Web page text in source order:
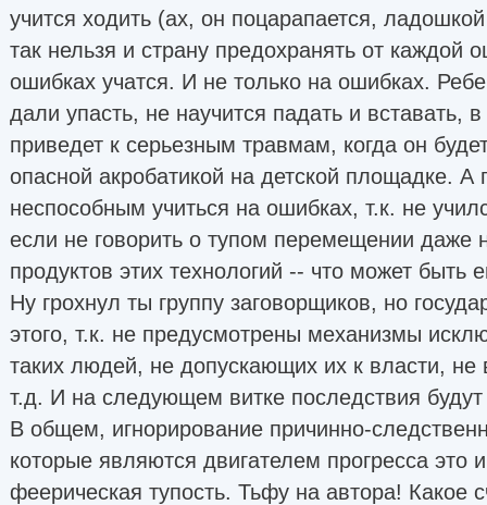
учится ходить (ах, он поцарапается,
так нельзя и страну предохранять от каждой
ошибках учатся. И не только на ошибках.
дали упасть, не научится падать и вставать,
приведет к серьезным травмам, когда он
опасной акробатикой на детской площадке. А
неспособным учиться на ошибках, т.к. не
если не говорить о тупом перемещении даже
продуктов этих технологий -- что может быть
Ну грохнул ты группу заговорщиков, но
этого, т.к. не предусмотрены механизмы
таких людей, не допускающих их к власти, не
т.д. И на следующем витке последствия
В общем, игнорирование причинно-
которые являются двигателем прогресса это
феерическая тупость. Тьфу на автора! Какое